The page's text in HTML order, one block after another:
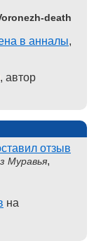
death
в анналы,
, автор
отзыв
Муравья,
на